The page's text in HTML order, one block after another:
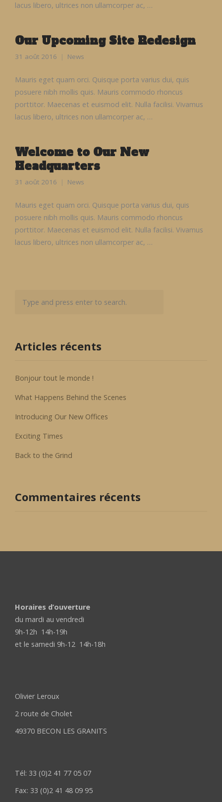
lacus libero, ultrices non ullamcorper ac, …
Our Upcoming Site Redesign
31 août 2016 News
Mauris eget quam orci. Quisque porta varius dui, quis
posuere nibh mollis quis. Mauris commodo rhoncus
porttitor. Maecenas et euismod elit. Nulla facilisi. Vivamus
lacus libero, ultrices non ullamcorper ac, …
Welcome to Our New
Headquarters
31 août 2016 News
Mauris eget quam orci. Quisque porta varius dui, quis
posuere nibh mollis quis. Mauris commodo rhoncus
porttitor. Maecenas et euismod elit. Nulla facilisi. Vivamus
lacus libero, ultrices non ullamcorper ac, …
Articles récents
Bonjour tout le monde !
What Happens Behind the Scenes
Introducing Our New Offices
Exciting Times
Back to the Grind
Commentaires récents
Horaires d’ouverture
du mardi au vendredi
9h-12h 14h-19h
et le samedi 9h-12 14h-18h
Olivier Leroux
2 route de Cholet
49370 BECON LES GRANITS
Tél: 33 (0)2 41 77 05 07
Fax: 33 (0)2 41 48 09 95